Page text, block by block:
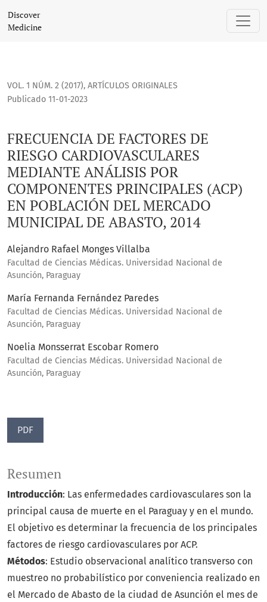
FRECUENCIA DE FACTORES DE RIESGO
Discover
Medicine
VOL. 1 NÚM. 2 (2017), ARTÍCULOS ORIGINALES
FRECUENCIA DE FACTORES DE
RIESGO CARDIOVASCULARES
MEDIANTE ANÁLISIS POR
COMPONENTES PRINCIPALES (ACP)
EN POBLACIÓN DEL MERCADO
MUNICIPAL DE ABASTO, 2014
Publicado 11-01-2023
Alejandro Rafael Monges Villalba
Facultad de Ciencias Médicas. Universidad Nacional de
Asunción, Paraguay
María Fernanda Fernández Paredes
Facultad de Ciencias Médicas. Universidad Nacional de
Asunción, Paraguay
Noelia Monsserrat Escobar Romero
Facultad de Ciencias Médicas. Universidad Nacional de
Asunción, Paraguay
PDF
Resumen
Introducción: Las enfermedades cardiovasculares son la
principal causa de muerte en el Paraguay y en el mundo.
El objetivo es determinar la frecuencia de los principales
factores de riesgo cardiovasculares por ACP.
Métodos: Estudio observacional analítico transverso con
muestreo no probabilístico por conveniencia realizado en
el Mercado de Abasto de la ciudad de Asunción el mes de